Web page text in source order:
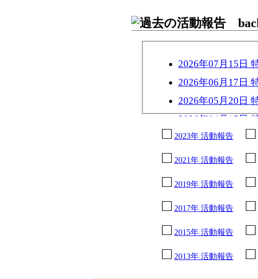
2026年07月15日
2026年06月17日
2026年05月20日
2026年04月15日
2026年03月18日
2026年02月18日
2026年01月21日
様、奥眞理子様、
2025年11月19日
2025年09月17日
2023年 活動報告
2021年 活動報告
2019年 活動報告
2017年 活動報告
2015年 活動報告
2013年 活動報告